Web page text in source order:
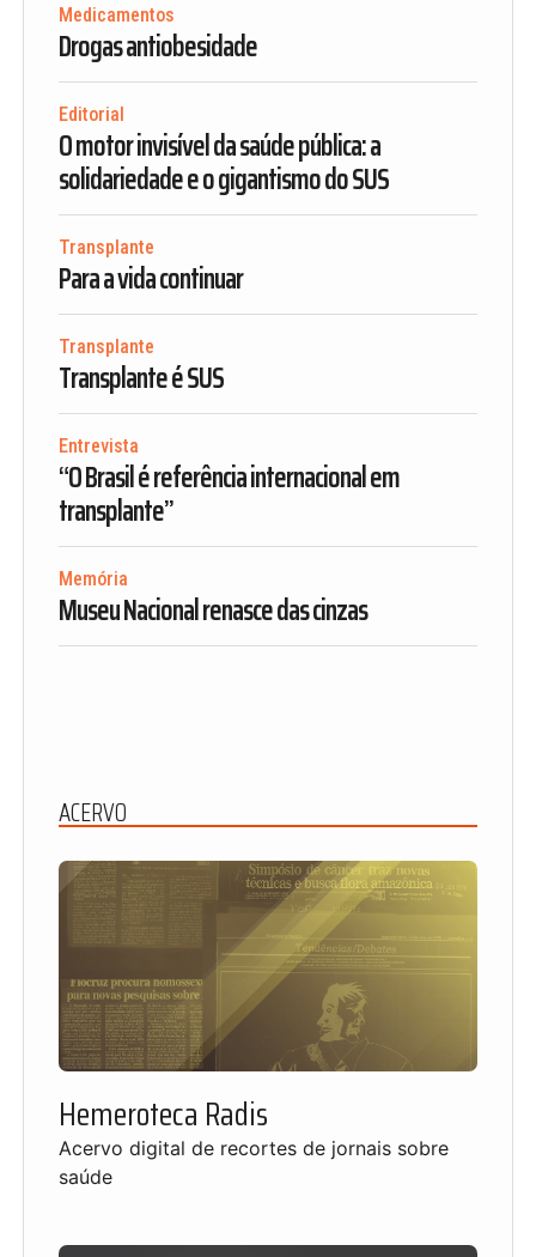
Medicamentos
Drogas antiobesidade
Editorial
O motor invisível da saúde pública: a
solidariedade e o gigantismo do SUS
Transplante
Para a vida continuar
Transplante
Transplante é SUS
Entrevista
“O Brasil é referência internacional em
transplante”
Memória
Museu Nacional renasce das cinzas
ACERVO
Hemeroteca Radis
Acervo digital de recortes de jornais sobre
saúde